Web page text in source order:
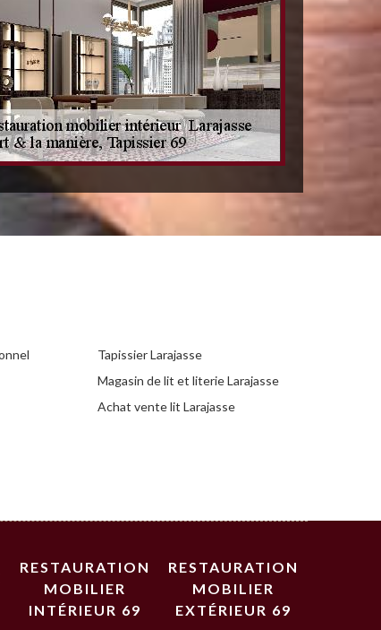
Tapissier Larajasse
Magasin de lit et literie Larajasse
Achat vente lit Larajasse
RESTAURATION
MOBILIER
INTÉRIEUR 69
RESTAURATION
MOBILIER
EXTÉRIEUR 69